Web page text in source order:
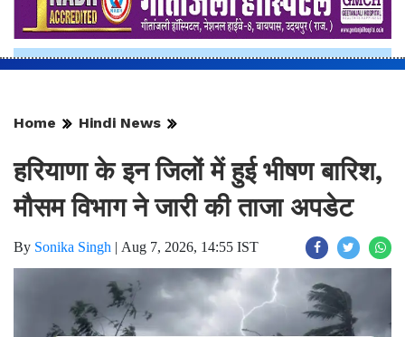
Home Hindi News
हरियाणा के इन जिलों में हुई भीषण बारिश,
मौसम विभाग ने जारी की ताजा अपडेट
By Sonika Singh | Aug 7, 2026, 14:55 IST